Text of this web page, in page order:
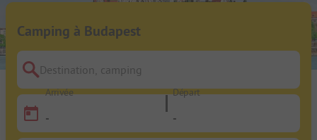
Camping à Budapest
Destination, camping
Arrivée
-
Départ
-